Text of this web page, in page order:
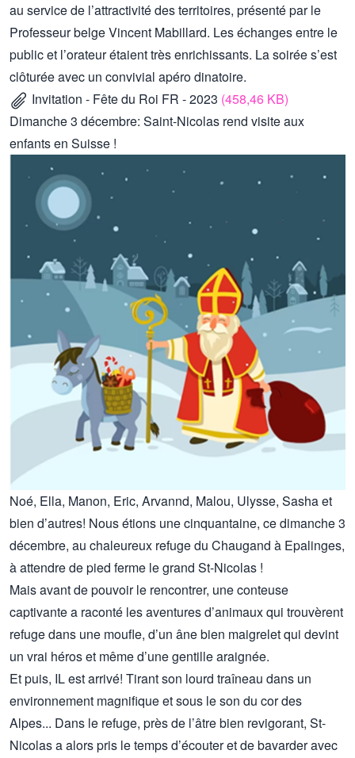
au service de l’attractivité des territoires, présenté par le
Professeur belge Vincent Mabillard. Les échanges entre le
public et l’orateur étaient très enrichissants. La soirée s’est
clôturée avec un convivial apéro dinatoire.
Invitation - Fête du Roi FR - 2023 (458,46 KB)
Dimanche 3 décembre: Saint-Nicolas rend visite aux
enfants en Suisse !
Noé, Ella, Manon, Eric, Arvannd, Malou, Ulysse, Sasha et
bien d’autres! Nous étions une cinquantaine, ce dimanche 3
décembre, au chaleureux refuge du Chaugand à Epalinges,
à attendre de pied ferme le grand St-Nicolas !
Mais avant de pouvoir le rencontrer, une conteuse
captivante a raconté les aventures d’animaux qui trouvèrent
refuge dans une moufle, d’un âne bien maigrelet qui devint
un vrai héros et même d’une gentille araignée.
Et puis, IL est arrivé! Tirant son lourd traîneau dans un
environnement magnifique et sous le son du cor des
Alpes... Dans le refuge, près de l’âtre bien revigorant, St-
Nicolas a alors pris le temps d’écouter et de bavarder avec